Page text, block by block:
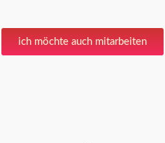
ich möchte auch mitarbeiten